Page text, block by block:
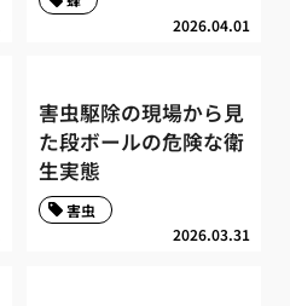
2026.04.01
害虫駆除の現場から見
た段ボールの危険な衛
生実態
2026.03.31
害虫